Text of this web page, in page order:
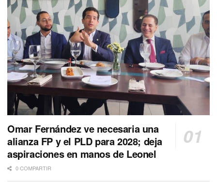
Omar Fernández ve necesaria una
alianza FP y el PLD para 2028; deja
aspiraciones en manos de Leonel
0 COMPARTIR